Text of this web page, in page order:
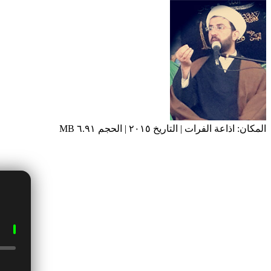
المكان: اذاعة الفرات | التاريخ ٢٠١٥ | الحجم ٦.٩١ MB